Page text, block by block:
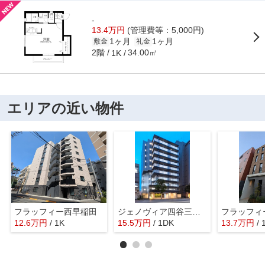
-
13.4万円 (管理費等：5,000円)
敷金 1ヶ月 礼金 1ヶ月
2階 1K 34.00㎡
エリアの近い物件
フラッフィー西早稲田
12.6万円 / 1K
15.5万円 / 1DK
フラッフ
13.7万円 /